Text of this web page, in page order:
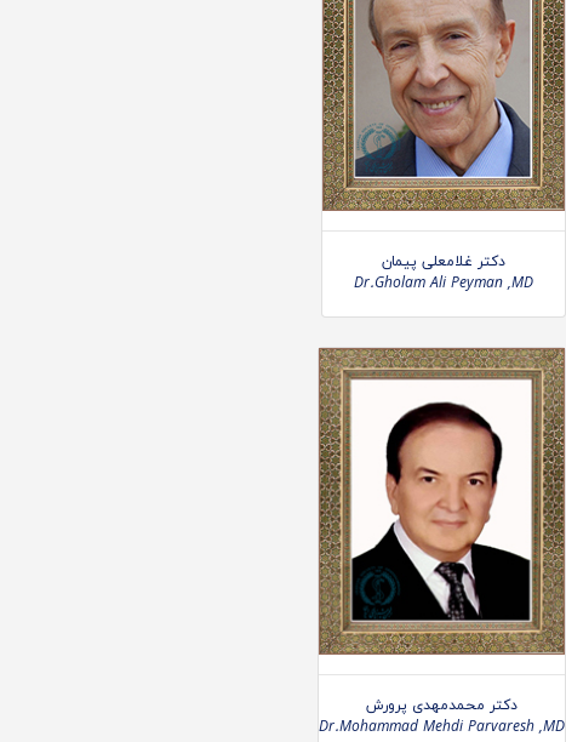
دکتر غلامعلی پیمان
Dr.Gholam Ali Peyman ,MD
دکتر محمدمهدی پرورش
Dr.Mohammad Mehdi Parvaresh ,MD